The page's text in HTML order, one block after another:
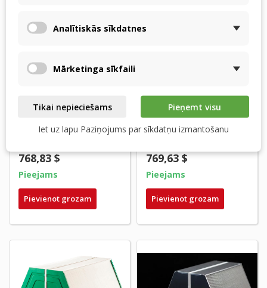
Stiebel-Eltron LWZ
604-5-8, 303, 304, 403,
404, 504 -...
768,83 $
Pieejams
Pievienot grozam
Stiebel-Eltron LWZ 70
Plus, 170 Plus, 270
Plus, 370 Plus...
769,63 $
Pieejams
Pievienot grozam
Analītiskās sīkdatnes
Mārketinga sīkfaili
Tikai nepieciešams
Pieņemt visu
Iet uz lapu Paziņojums par sīkdatņu izmantošanu